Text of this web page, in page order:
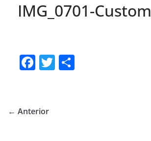
IMG_0701-Custom
F
e
T
← Anterior